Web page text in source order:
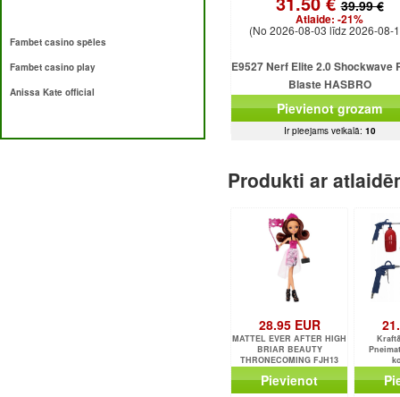
Fambet casino spēles
Fambet casino play
Anissa Kate official
39.99 €
Atlaide: -21%
(No 2026-08-03 līdz 2026-08-
E9527 Nerf Elite 2.0 Shockwave
Blaste HASBRO
Pievienot grozam
Ir pieejams veikalā: 10
Produkti ar
28.95 EUR
MATTEL EVER AFTER HIGH
BRIAR BEAUTY
THRONECOMING FJH13
Pievienot